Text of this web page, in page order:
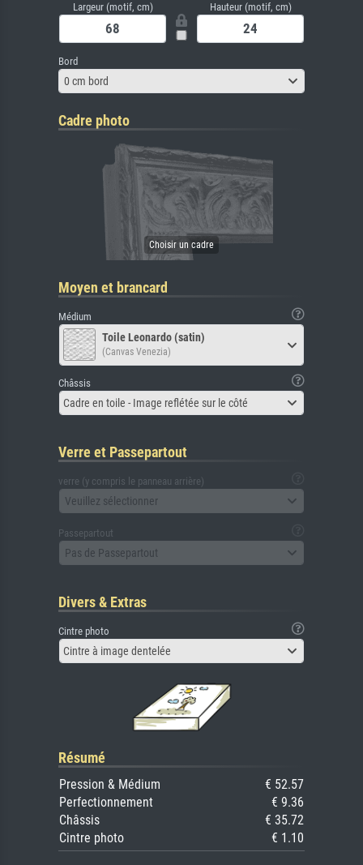
Largeur (motif, cm) Hauteur (motif, cm)
Bord
0 cm bord
Cadre photo
Moyen et brancard
Médium
Toile Leonardo (satin)
(Canvas Venezia)
Châssis
Cadre en toile - Image reflétée sur le côté
Verre et Passepartout
verre (y compris le panneau arrière)
Veuillez sélectionner
Passepartout
Pas de Passepartout
Divers & Extras
Cintre photo
Cintre à image dentelée
Résumé
Pression & Médium
€ 52.57
Perfectionnement
€ 9.36
Châssis
€ 35.72
Cintre photo
€ 1.10